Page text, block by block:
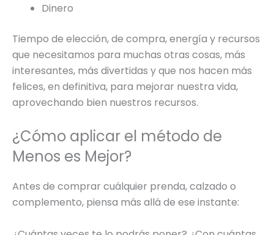
Dinero
Tiempo de elección, de compra, energía y recursos
que necesitamos para muchas otras cosas, más
interesantes, más divertidas y que nos hacen más
felices, en definitiva, para mejorar nuestra vida,
aprovechando bien nuestros recursos.
¿Cómo aplicar el método de
Menos es Mejor?
Antes de comprar cuálquier prenda, calzado o
complemento, piensa más allá de ese instante: